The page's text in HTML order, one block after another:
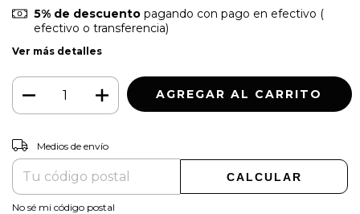
5% de descuentopagando con pago en efectivo (
efectivo o transferencia)
Ver más detalles
Entregas para el CP:
Medios de envío
CALCULAR
No sé mi código postal